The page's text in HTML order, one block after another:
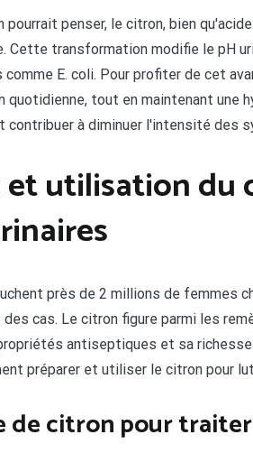
pourrait penser, le citron, bien
Cette transformation modifie le pH
E. coli. Pour profiter de cet
quotidienne, tout en maintenant une
à diminuer l'intensité des
utilisation du
près de 2 millions de femmes
cas. Le citron figure parmi les
antiseptiques et sa
préparer et utiliser le citron pour
de citron pour